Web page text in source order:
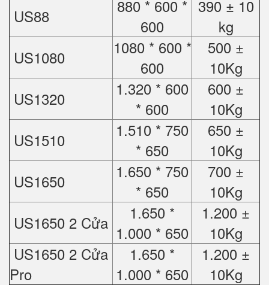
US88
880 * 600 *
600
390 ± 10
kg
US1080
1080 * 600 *
600
500 ±
10Kg
US1320
1.320 * 600
* 600
600 ±
10Kg
US1510
1.510 * 750
* 650
650 ±
10Kg
US1650
1.650 * 750
* 650
700 ±
10Kg
US1650 2 Cửa
1.650 *
1.000 * 650
1.200 ±
10Kg
US1650 2 Cửa
Pro
1.650 *
1.000 * 650
1.200 ±
10Kg